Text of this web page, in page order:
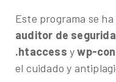
Este programa se
auditor de
.htaccess ywp-
el cuidado y